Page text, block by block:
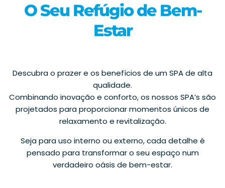
O Seu Refúgio de Bem-
Estar
Descubra o prazer e os benefícios de um SPA de alta
qualidade.
Combinando inovação e conforto, os nossos SPA’s são
projetados para proporcionar momentos únicos de
relaxamento e revitalização.
Seja para uso interno ou externo, cada detalhe é
pensado para transformar o seu espaço num
verdadeiro oásis de bem-estar.